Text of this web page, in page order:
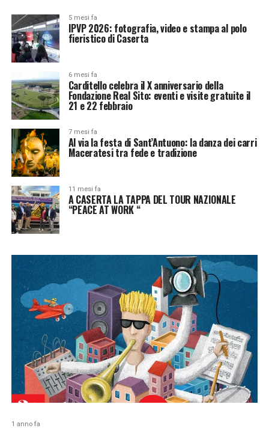
5 mesi fa
IPVP 2026: fotografia, video e stampa al polo
fieristico di Caserta
6 mesi fa
Carditello celebra il X anniversario della
Fondazione Real Sito: eventi e visite gratuite il
21 e 22 febbraio
7 mesi fa
Al via la festa di Sant’Antuono: la danza dei carri
Maceratesi tra fede e tradizione
11 mesi fa
A CASERTA LA TAPPA DEL TOUR NAZIONALE
“PEACE AT WORK “
1 anno fa